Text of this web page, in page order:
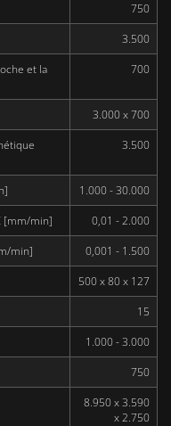
750
3.500
et la
700
3.000 x 700
3.500
1.000 - 30.000
[mm/min] 0,01 - 2.000
min] 0,001 - 1.500
500 x 80 x 127
15
1.000 - 3.000
750
8.950 x 3.590
x 2.750